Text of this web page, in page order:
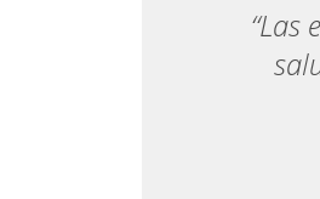
“Las